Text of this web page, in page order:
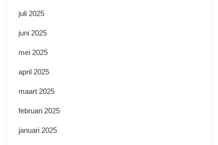
juli 2025
juni 2025
mei 2025
april 2025
maart 2025
februari 2025
januari 2025